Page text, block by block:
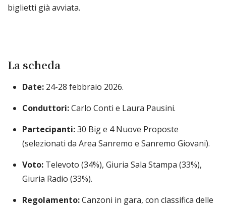
biglietti già avviata.
La scheda
Date:24-28 febbraio 2026.
Conduttori:Carlo Conti e Laura Pausini.
Partecipanti:30 Big e 4 Nuove Proposte
(selezionati da Area Sanremo e Sanremo Giovani).
Voto:Televoto (34%), Giuria Sala Stampa (33%),
Giuria Radio (33%).
Regolamento:Canzoni in gara, con classifica delle